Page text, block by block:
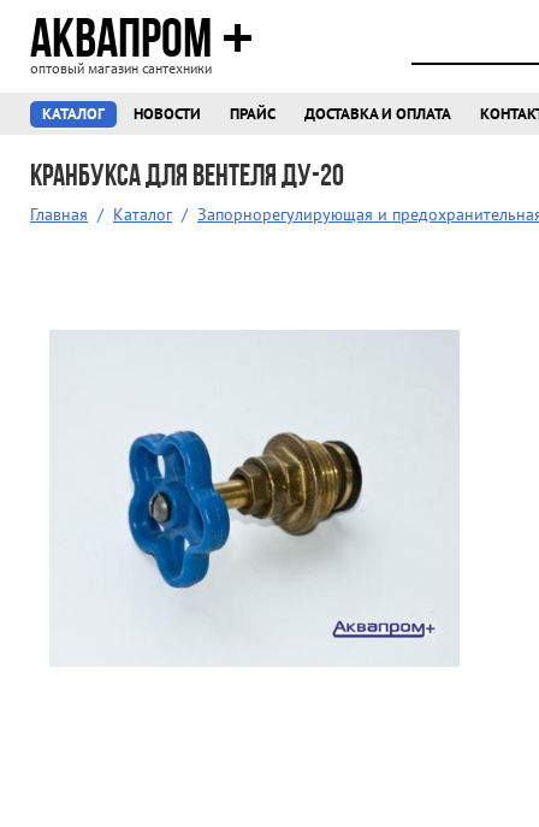
АКВАПРОМ
оптовый магазин сантехники
КАТАЛОГ НОВОСТИ ПРАЙС ДОСТАВКА И ОПЛАТА
Кранбукса для вентеля Ду-20
Главная / Каталог / Запорнорегулирующая и